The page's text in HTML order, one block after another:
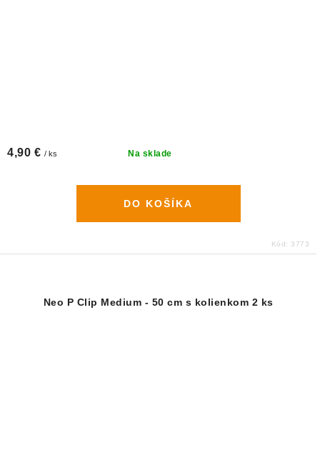
Na sklade
4,90 € / ks
DO KOŠÍKA
Kód: 3773
Neo P Clip Medium - 50 cm s kolienkom 2 ks